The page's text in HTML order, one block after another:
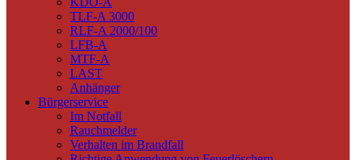
TLF-A 3000
RLF-A 2000/100
LFB-A
MTF-A
LAST
Anhänger
Bürgerservice
Im Notfall
Rauchmelder
Verhalten im Brandfall